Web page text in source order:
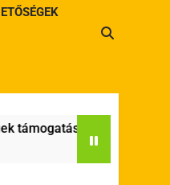
című, KAP-RD57-